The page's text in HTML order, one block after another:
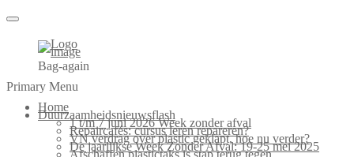
Bag-again
Primary Menu
Home
Duurzaamheidsnieuwsflash
1 t/m 7 juni 2026 Week zonder afval
Repaircafés: cursus leren repareren?
VN verdrag over plastic geklapt, hoe nu verder?
De jaarlijkse Week Zonder Afval: 19-25 mei 2025